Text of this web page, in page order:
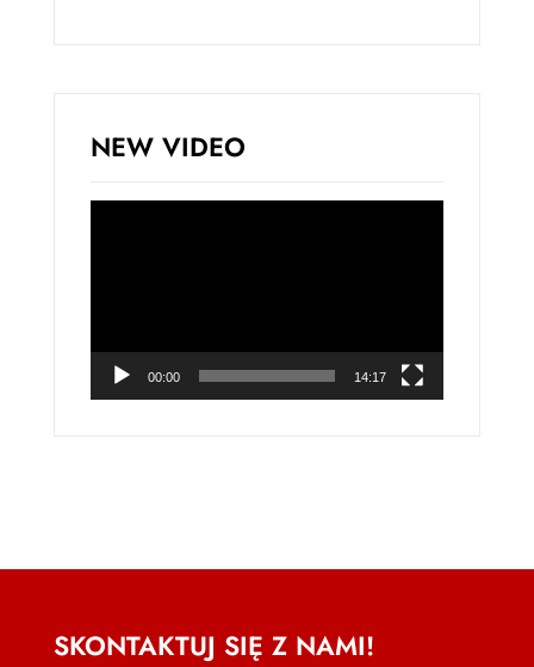
NEW VIDEO
00:00 14:17
SKONTAKTUJ SIĘ Z NAMI!